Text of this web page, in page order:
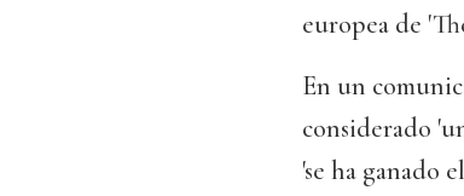
europea de
En un
considerado
'se ha ganado